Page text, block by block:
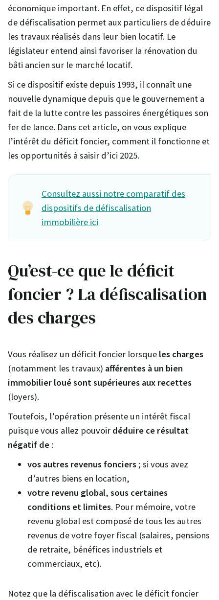
économique important. En effet, ce dispositif légal
de défiscalisation permet aux particuliers de déduire
les travaux réalisés dans leur bien locatif. Le
législateur entend ainsi favoriser la rénovation du
bâti ancien sur le marché locatif.
Si ce dispositif existe depuis 1993, il connaît une
nouvelle dynamique depuis que le gouvernement a
fait de la lutte contre les passoires énergétiques son
fer de lance. Dans cet article, on vous explique
l’intérêt du déficit foncier, comment il fonctionne et
les opportunités à saisir d’ici 2025.
Consultez aussi notre comparatif des
dispositifs de défiscalisation
immobilière ici
Qu’est-ce que le déficit
foncier ? La défiscalisation
des charges
Vous réalisez un déficit foncier lorsque les charges
(notamment les travaux) afférentes à un bien
immobilier loué sont supérieures aux recettes
(loyers).
Toutefois, l’opération présente un intérêt fiscal
puisque vous allez pouvoir déduire ce résultat
négatif de :
vos autres revenus fonciers ; si vous avez
d’autres biens en location,
votre revenu global, sous certaines
conditions et limites. Pour mémoire, votre
revenu global est composé de tous les autres
revenus de votre foyer fiscal (salaires, pensions
de retraite, bénéfices industriels et
commerciaux, etc).
Notez que la défiscalisation avec le déficit foncier